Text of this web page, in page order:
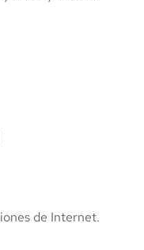
de Internet.